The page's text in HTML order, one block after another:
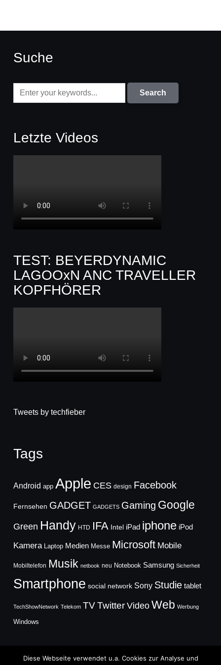
Suche
Letzte Videos
TEST: BEYERDYNAMIC
LAGOOxN ANC TRAVELLER
KOPFHÖRER
Tweets by techfieber
Tags
Android app Apple CES design Facebook
Fernsehen GADGET GADGETS Gaming Google
Green Handy HTD IFA Intel iPad iphone iPod
Kamera Laptop Medien Messe Microsoft Mobile
Mobiltelefon Musik netbook neu Notebook Samsung Sicherheit
Smartphone social network Sony Studie tablet
TechShowNetwork Telekom TVTwitter Video Web Werbung
Windows
Diese Webseite verwendet u.a. Cookies zur Analyse und